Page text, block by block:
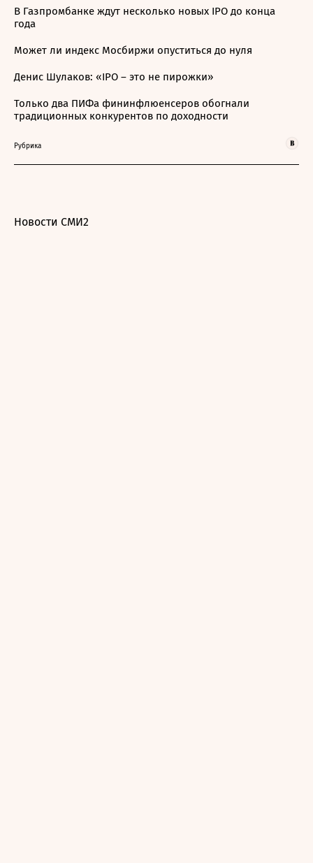
В Газпромбанке ждут несколько новых IPO до конца
года
Может ли индекс Мосбиржи опуститься до нуля
Денис Шулаков: «IPO – это не пирожки»
Только два ПИФа фининфлюенсеров обогнали
традиционных конкурентов по доходности
Рубрика
Новости СМИ2